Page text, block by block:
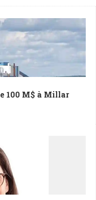
100 M$ à Millar